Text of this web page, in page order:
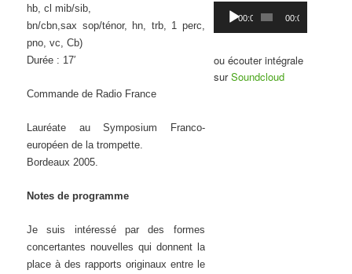
hb, cl mib/sib,
bn/cbn,sax sop/ténor, hn, trb, 1 perc,
pno, vc, Cb)
Durée : 17′
Commande de Radio France
Lauréate au Symposium Franco-
européen de la trompette.
Bordeaux 2005.
Notes de programme
Je suis intéressé par des formes
concertantes nouvelles qui donnent la
place à des rapports originaux entre le
Lecteur
audio 00:00 00:00
ou écouter intégrale
surSoundcloud